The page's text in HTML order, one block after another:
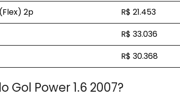
2p
R$ 21.453
R$ 33.036
R$ 30.368
Gol Power 1.6 2007?